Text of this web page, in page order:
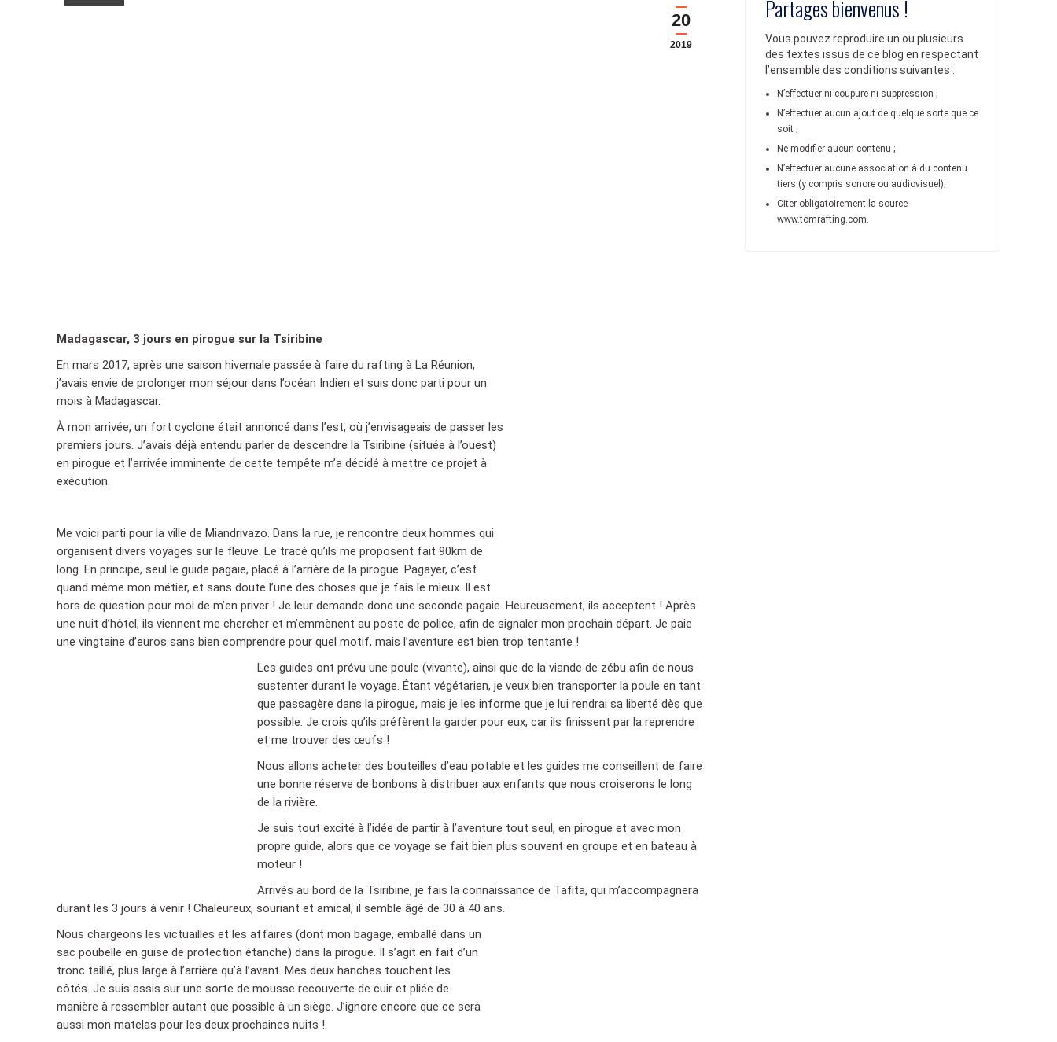
20
2019
Madagascar, 3 jours en pirogue sur la Tsiribine
En mars 2017, après une saison hivernale passée à faire du rafting à La Réunion,
j’avais envie de prolonger mon séjour dans l’océan Indien et suis donc parti pour un
mois à Madagascar.
À mon arrivée, un fort cyclone était annoncé dans l’est, où j’envisageais de passer les
premiers jours. J’avais déjà entendu parler de descendre la Tsiribine (située à l’ouest)
en pirogue et l’arrivée imminente de cette tempête m’a décidé à mettre ce projet à
exécution.
Me voici parti pour la ville de Miandrivazo. Dans la rue, je rencontre deux hommes qui
organisent divers voyages sur le fleuve. Le tracé qu’ils me proposent fait 90km de
long. En principe, seul le guide pagaie, placé à l’arrière de la pirogue. Pagayer, c’est
quand même mon métier, et sans doute l’une des choses que je fais le mieux. Il est
hors de question pour moi de m’en priver ! Je leur demande donc une seconde pagaie. Heureusement, ils acceptent ! Après
une nuit d’hôtel, ils viennent me chercher et m’emmènent au poste de police, afin de signaler mon prochain départ. Je paie
une vingtaine d’euros sans bien comprendre pour quel motif, mais l’aventure est bien trop tentante !
Les guides ont prévu une poule (vivante), ainsi que de la viande de zébu afin de nous
sustenter durant le voyage. Étant végétarien, je veux bien transporter la poule en tant
que passagère dans la pirogue, mais je les informe que je lui rendrai sa liberté dès que
possible. Je crois qu’ils préfèrent la garder pour eux, car ils finissent par la reprendre
et me trouver des œufs !
Nous allons acheter des bouteilles d’eau potable et les guides me conseillent de faire
une bonne réserve de bonbons à distribuer aux enfants que nous croiserons le long
de la rivière.
Je suis tout excité à l’idée de partir à l’aventure tout seul, en pirogue et avec mon
propre guide, alors que ce voyage se fait bien plus souvent en groupe et en bateau à
moteur !
Arrivés au bord de la Tsiribine, je fais la connaissance de Tafita, qui m’accompagnera
durant les 3 jours à venir ! Chaleureux, souriant et amical, il semble âgé de 30 à 40 ans.
Nous chargeons les victuailles et les affaires (dont mon bagage, emballé dans un
sac poubelle en guise de protection étanche) dans la pirogue. Il s’agit en fait d’un
tronc taillé, plus large à l’arrière qu’à l’avant. Mes deux hanches touchent les
côtés. Je suis assis sur une sorte de mousse recouverte de cuir et pliée de
manière à ressembler autant que possible à un siège. J’ignore encore que ce sera
aussi mon matelas pour les deux prochaines nuits !
Partages bienvenus !
Vous pouvez reproduire un ou plusieurs
des textes issus de ce blog en respectant
l’ensemble des conditions suivantes :
N’effectuer ni coupure ni suppression ;
N’effectuer aucun ajout de quelque sorte que ce
soit ;
Ne modifier aucun contenu ;
N’effectuer aucune association à du contenu
tiers (y compris sonore ou audiovisuel);
Citer obligatoirement la source
www.tomrafting.com.